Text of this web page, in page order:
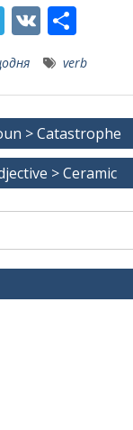
T
el
e
gr
a
m
V
K h
ar
e
verb
> Catastrophe
> Ceramic